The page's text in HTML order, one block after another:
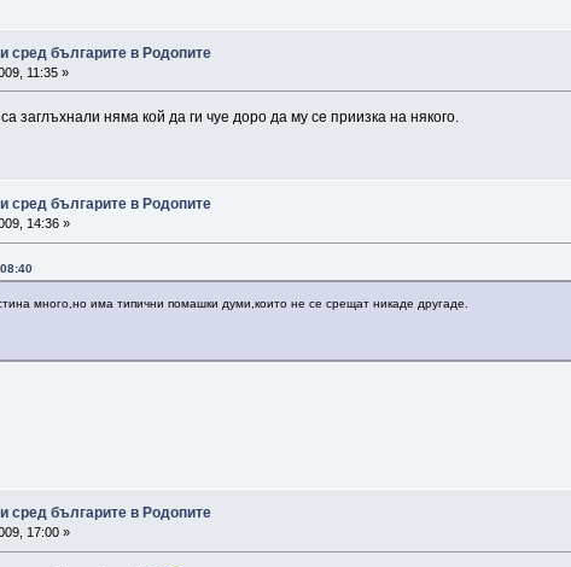
сред българите в Родопите
11:35 »
заглъхнали няма кой да ги чуе доро да му се приизка на някого.
сред българите в Родопите
14:36 »
много,но има типични помашки думи,които не се срещат никаде другаде.
сред българите в Родопите
17:00 »